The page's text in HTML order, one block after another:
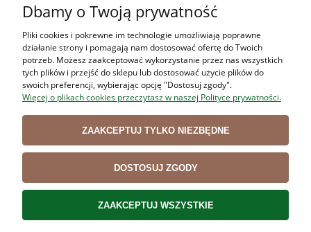
ZAKUPY
POMOC
MOJE KONTO
INFORMACJE
Użytkowanie sklepu oznacza zgodę na wykorzystywanie plików cookies.
Dbamy o Twoją prywatność
Pliki cookies i pokrewne im technologie umożliwiają poprawne
działanie strony i pomagają nam dostosować ofertę do Twoich
potrzeb. Możesz zaakceptować wykorzystanie przez nas wszystkich
tych plików i przejść do sklepu lub dostosować użycie plików do
swoich preferencji, wybierając opcję "Dostosuj zgody".
Więcej o plikach cookies przeczytasz w naszej Polityce prywatności.
ZAAKCEPTUJ TYLKO NIEZBĘDNE
DOSTOSUJ ZGODY
ZAAKCEPTUJ WSZYSTKIE